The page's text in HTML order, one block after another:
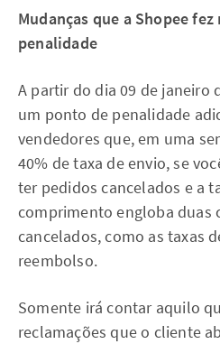
Mudanças que a Shopee
penalidade
A partir do dia 09 de janeiro
um ponto de penalidade
vendedores que, em uma
40% de taxa de envio, se
ter pedidos cancelados e a
comprimento engloba duas
cancelados, como as taxas
reembolso.
Somente irá contar aquilo
reclamações que o cliente